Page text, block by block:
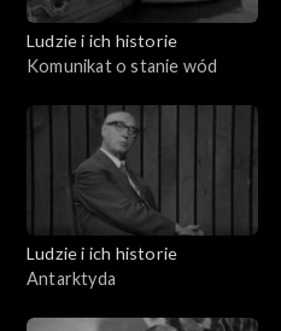
Ludzie i ich historie
Komunikat o stanie wód
Ludzie i ich historie
Antarktyda